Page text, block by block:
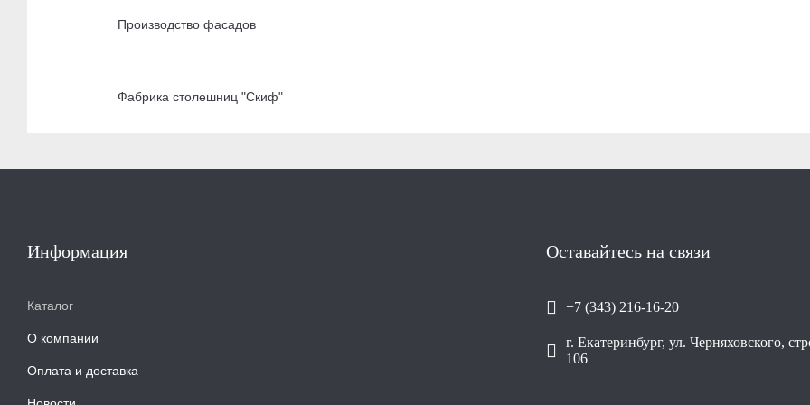
Производство фасадов
Фабрика столешниц "Скиф"
Информация
Каталог
О компании
Оплата и доставка
Оставайтесь на связи
+7 (343) 216-16-20
г. Екатеринбург, ул. Черняховского,
106